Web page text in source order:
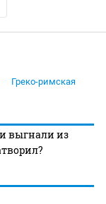
Греко-римская
выгнали из